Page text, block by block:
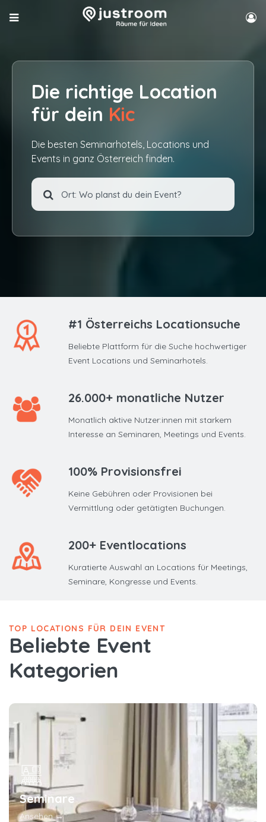
Die richtige Location
für dein Kickoff
Die besten Seminarhotels, Locations und
Events in ganz Österreich finden.
#1 Österreichs Locationsuche
Beliebte Plattform für die Suche hochwertiger
Event Locations und Seminarhotels.
26.000+ monatliche Nutzer
Monatlich aktive Nutzer:innen mit starkem
Interesse an Seminaren, Meetings und Events.
100% Provisionsfrei
Keine Gebühren oder Provisionen bei
Vermittlung oder getätigten Buchungen.
200+ Eventlocations
Kuratierte Auswahl an Locations für Meetings,
Seminare, Kongresse und Events.
TOP LOCATIONS FÜR DEIN EVENT
Beliebte Event
Kategorien
Seminare
Ansehen →